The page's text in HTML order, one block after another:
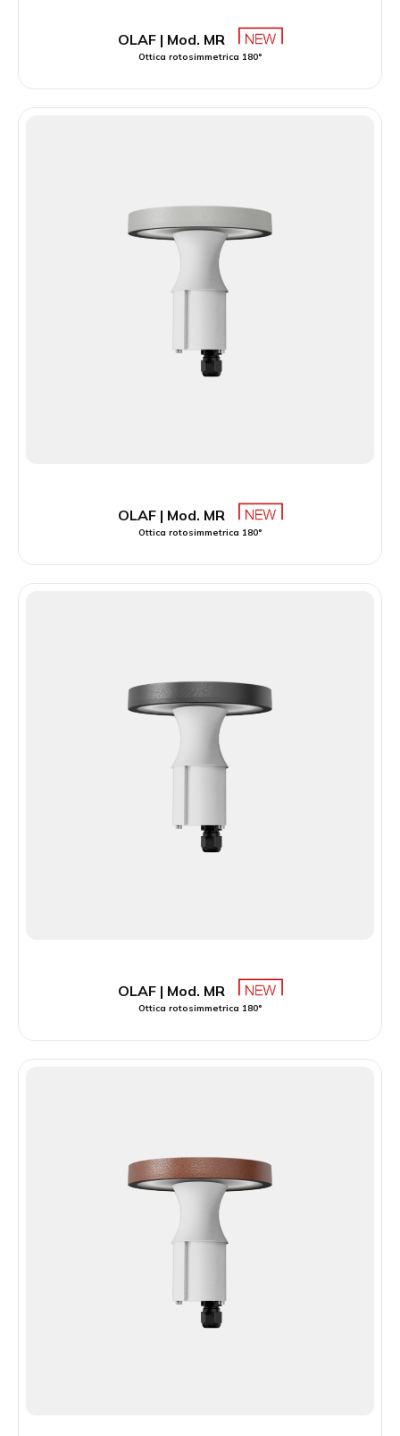
OLAF | Mod. MR
Ottica rotosimmetrica 180°
OLAF | Mod. MR
Ottica rotosimmetrica 180°
OLAF | Mod. MR
Ottica rotosimmetrica 180°